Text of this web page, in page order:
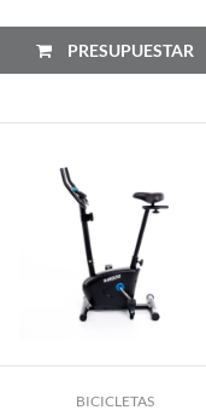
PRESUPUESTAR
BICICLETAS